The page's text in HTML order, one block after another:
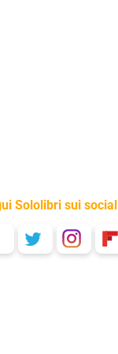
Sololibri sui social